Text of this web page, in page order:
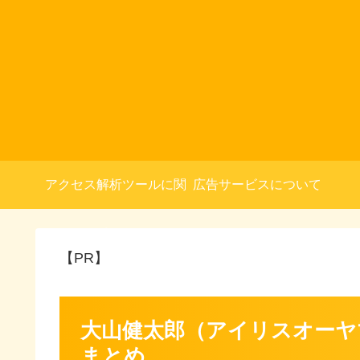
アクセス解析ツールに関
して
広告サービスについて
【PR】
大山健太郎（アイリスオー